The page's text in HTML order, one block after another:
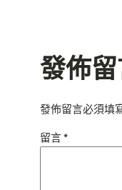
發佈
發佈留言必須填
留言*